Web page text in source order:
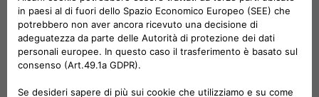
TAURISANO SRL - LA CITTA'
DELL'AUTOMOBILE
Via del Perugino, 127, 00054 Fiumicino RM, Italia